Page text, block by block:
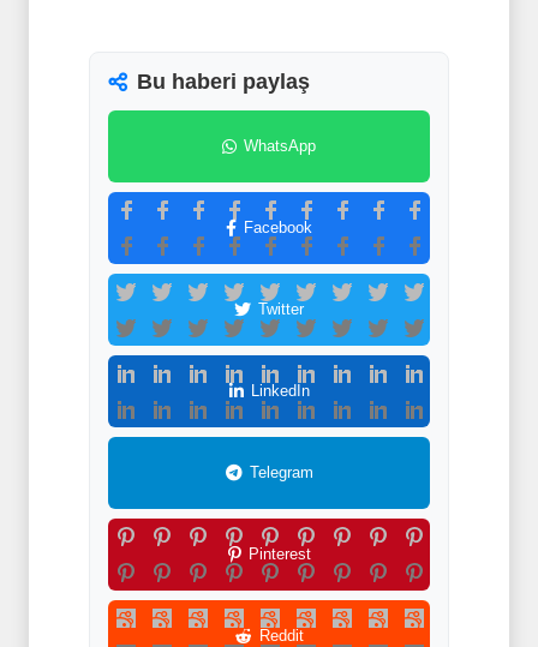
Bu haberi paylaş
WhatsApp
Facebook
Twitter
LinkedIn
Telegram
Pinterest
Reddit